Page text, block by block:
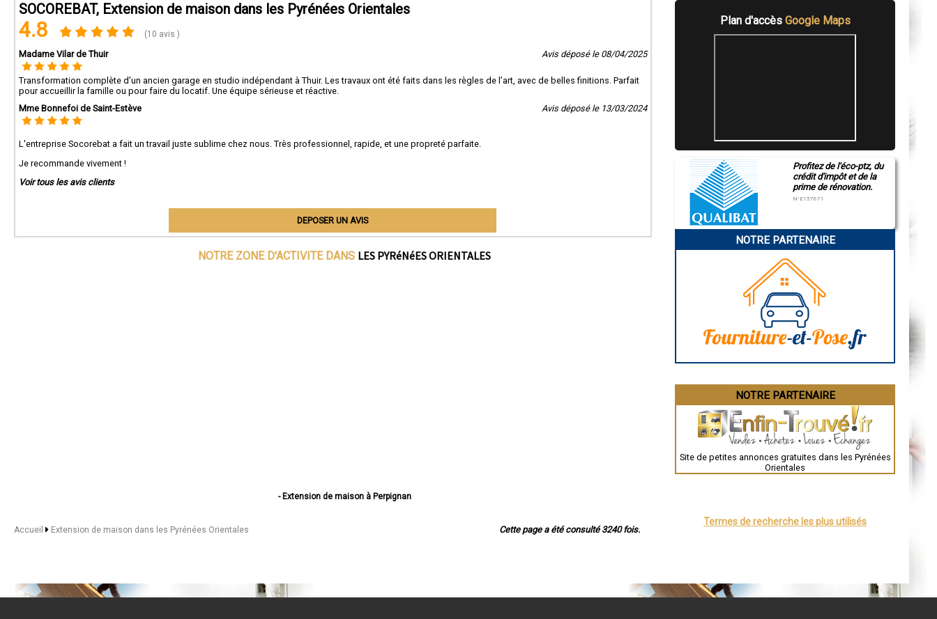
SOCOREBAT, Extension de maison dans les Pyrénées Orientales
4.8 (10 avis )
Madame Vilar de Thuir Avis déposé le 08/04/2025
Transformation complète d’un ancien garage en studio indépendant à Thuir. Les travaux ont été faits dans les règles de l’art, avec de belles finitions. Parfait
pour accueillir la famille ou pour faire du locatif. Une équipe sérieuse et réactive.
Mme Bonnefoi de Saint-Estève
Avis déposé le 13/03/2024
L'entreprise Socorebat a fait un travail juste sublime chez nous. Très professionnel, rapide, et une propreté parfaite.
Je recommande vivement !
Voir tous les avis clients
DEPOSER UN AVIS
NOTRE ZONE D'ACTIVITE DANS LES PYRéNéES ORIENTALES
- Extension de maison à Perpignan
- Extension de maison à Rivesaltes
- Extension de maison à Céret
Cette page a été consulté 3240 fois.
Accueil Extension de maison dans les Pyrénées Orientales
Plan d'accès Google Maps
Profitez de l'éco-ptz, du
crédit d'impôt et de la
prime de rénovation.
N°E157671
NOTRE PARTENAIRE
NOTRE PARTENAIRE
Site de petites annonces gratuites dans les Pyrénées
Orientales
Termes de recherche les plus utilisés